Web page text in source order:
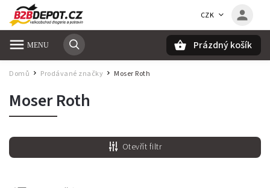
CZK
Prázdný košík
Domů / Prodávané značky / Moser Roth
Moser Roth
Otevřít filtr